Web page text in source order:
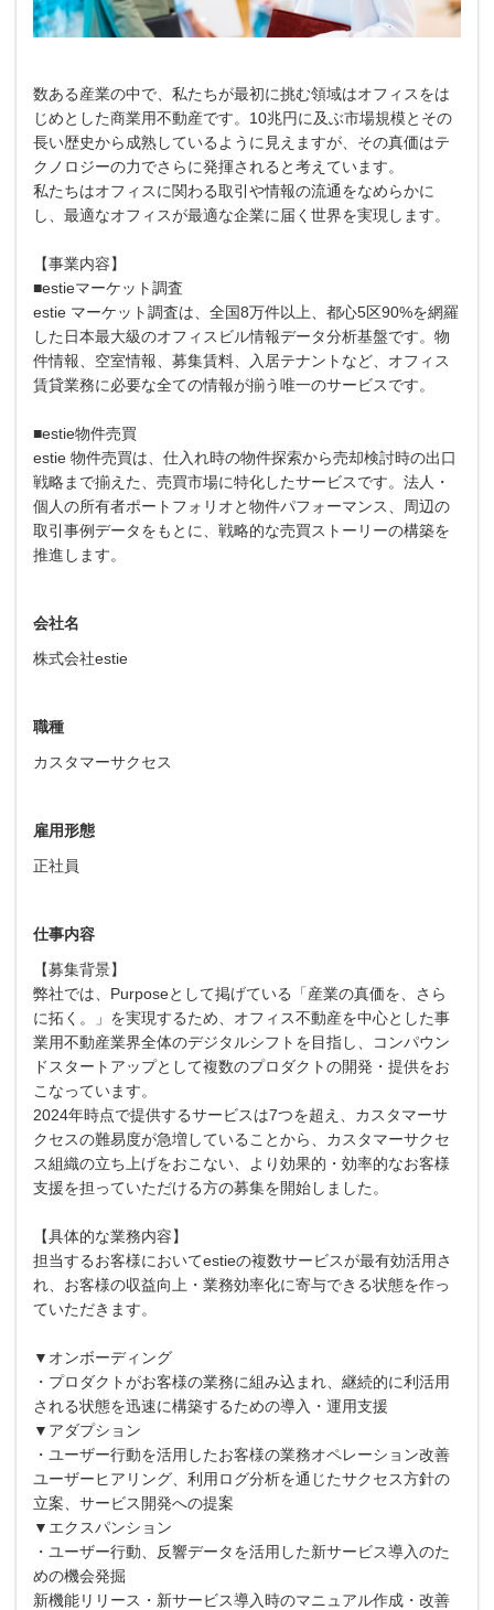
数ある産業の中で、私たちが最初に挑む領域はオフィスをは
じめとした商業用不動産です。10兆円に及ぶ市場規模とその
長い歴史から成熟しているように見えますが、その真価はテ
クノロジーの力でさらに発揮されると考えています。
私たちはオフィスに関わる取引や情報の流通をなめらかに
し、最適なオフィスが最適な企業に届く世界を実現します。
【事業内容】
■estieマーケット調査
estie マーケット調査は、全国8万件以上、都心5区90%を網羅
した日本最大級のオフィスビル情報データ分析基盤です。物
件情報、空室情報、募集賃料、入居テナントなど、オフィス
賃貸業務に必要な全ての情報が揃う唯一のサービスです。
■estie物件売買
estie 物件売買は、仕入れ時の物件探索から売却検討時の出口
戦略まで揃えた、売買市場に特化したサービスです。法人・
個人の所有者ポートフォリオと物件パフォーマンス、周辺の
取引事例データをもとに、戦略的な売買ストーリーの構築を
推進します。
会社名
株式会社estie
職種
カスタマーサクセス
雇用形態
正社員
仕事内容
【募集背景】
弊社では、Purposeとして掲げている「産業の真価を、さら
に拓く。」を実現するため、オフィス不動産を中心とした事
業用不動産業界全体のデジタルシフトを目指し、コンパウン
ドスタートアップとして複数のプロダクトの開発・提供をお
こなっています。
2024年時点で提供するサービスは7つを超え、カスタマーサ
クセスの難易度が急増していることから、カスタマーサクセ
ス組織の立ち上げをおこない、より効果的・効率的なお客様
支援を担っていただける方の募集を開始しました。
【具体的な業務内容】
担当するお客様においてestieの複数サービスが最有効活用さ
れ、お客様の収益向上・業務効率化に寄与できる状態を作っ
ていただきます。
▼オンボーディング
・プロダクトがお客様の業務に組み込まれ、継続的に利活用
される状態を迅速に構築するための導入・運用支援
▼アダプション
・ユーザー行動を活用したお客様の業務オペレーション改善
ユーザーヒアリング、利用ログ分析を通じたサクセス方針の
立案、サービス開発への提案
▼エクスパンション
・ユーザー行動、反響データを活用した新サービス導入のた
めの機会発掘
新機能リリース・新サービス導入時のマニュアル作成・改善